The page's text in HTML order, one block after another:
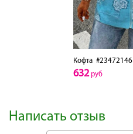
Кофта#23472146
632руб
Написать отзыв